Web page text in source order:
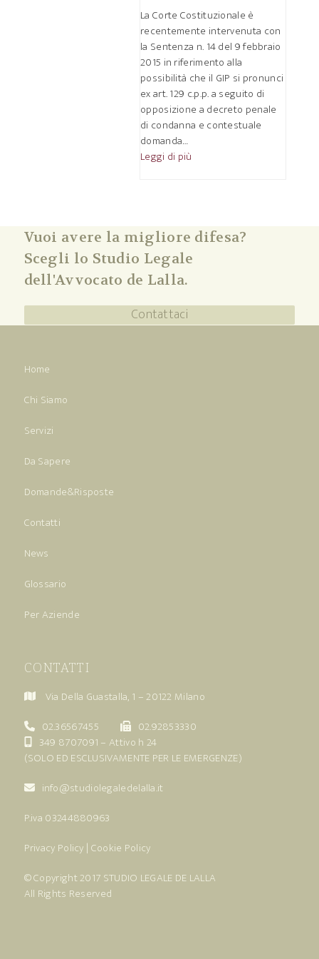
La Corte Costituzionale è
recentemente intervenuta con
la Sentenza n. 14 del 9 febbraio
2015 in riferimento alla
possibilità che il GIP si pronunci
ex art. 129 c.p.p. a seguito di
opposizione a decreto penale
di condanna e contestuale
domanda…
Leggi di più
Vuoi avere la migliore difesa?
Scegli lo Studio Legale
dell'Avvocato de Lalla.
Contattaci
Home
Chi Siamo
Servizi
Da Sapere
Domande&Risposte
Contatti
News
Glossario
Per Aziende
CONTATTI
Via Della Guastalla, 1 – 20122 Milano
02.36567455
02.92853330
349 8707091 – Attivo h 24
(SOLO ED ESCLUSIVAMENTE PER LE EMERGENZE)
info@studiolegaledelalla.it
P.iva 03244880963
Privacy Policy | Cookie Policy
© Copyright 2017 STUDIO LEGALE DE LALLA
All Rights Reserved